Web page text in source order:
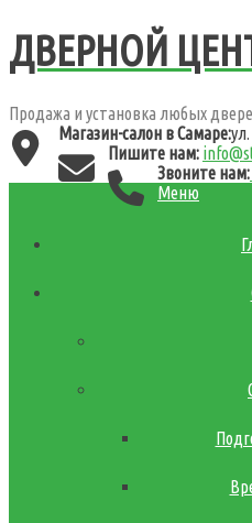
ДВЕРНОЙ
Продажа и установка любых
Магазин-салон в Самаре:
Пишите нам:
Звоните нам:
Меню